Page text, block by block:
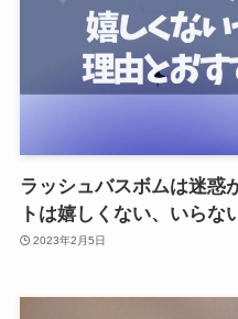
ラッシュバスボムは迷惑
トは嬉しくない、いらな
2023年2月5日